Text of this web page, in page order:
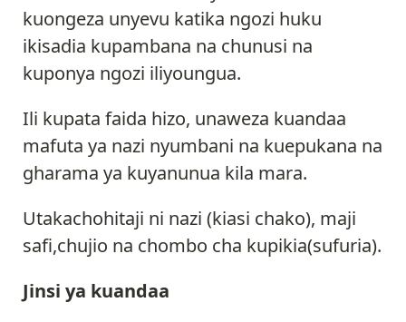
kuongeza unyevu katika ngozi huku
ikisadia kupambana na chunusi na
kuponya ngozi iliyoungua.
Ili kupata faida hizo, unaweza kuandaa
mafuta ya nazi nyumbani na kuepukana na
gharama ya kuyanunua kila mara.
Utakachohitaji ni nazi (kiasi chako), maji
safi,chujio na chombo cha kupikia(sufuria).
Jinsi ya kuandaa